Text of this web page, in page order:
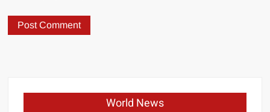
World News